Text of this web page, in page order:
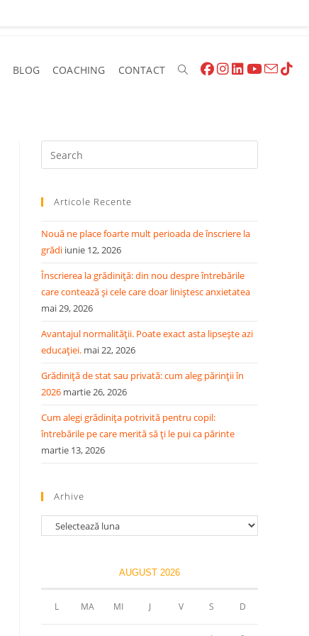
BLOG COACHING CONTACT Toggle
Escape
Articole Recente
Nouă ne place foarte mult perioada de înscriere la
grădi iunie 12, 2026
Înscrierea la grădiniță: din nou despre întrebările
care contează și cele care doar liniștesc anxietatea
mai 29, 2026
Avantajul normalității. Poate exact asta lipsește azi
educației. mai 22, 2026
Grădiniță de stat sau privată: cum aleg părinții în
2026 martie 26, 2026
Cum alegi grădinița potrivită pentru copil:
întrebările pe care merită să ți le pui ca părinte
martie 13, 2026
Arhive
Arhive
AUGUST 2026
L MA MI J V S D